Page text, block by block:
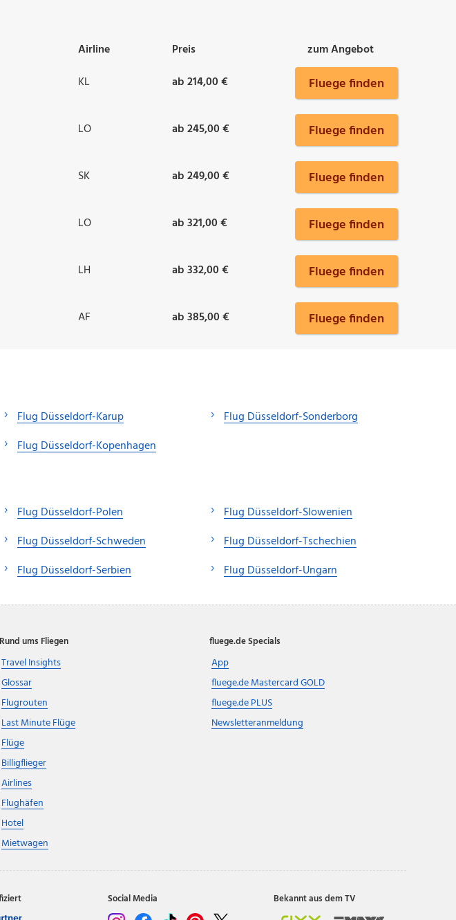
Airline Preis
zum Angebot
KL ab 214,00 € Fluege finden
LO ab 245,00 € Fluege finden
SK ab 249,00 € Fluege finden
LO ab 321,00 € Fluege finden
LH ab 332,00 € Fluege finden
AF ab 385,00 € Fluege finden
Flug Düsseldorf-Karup
Flug Düsseldorf-Kopenhagen
Flug Düsseldorf-Sonderborg
Flug Düsseldorf-Polen
Flug Düsseldorf-Schweden
Flug Düsseldorf-Serbien
Flug Düsseldorf-Slowenien
Flug Düsseldorf-Tschechien
Flug Düsseldorf-Ungarn